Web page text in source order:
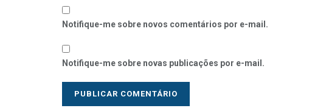
Notifique-me sobre novos comentários por e-mail.
Notifique-me sobre novas publicações por e-mail.